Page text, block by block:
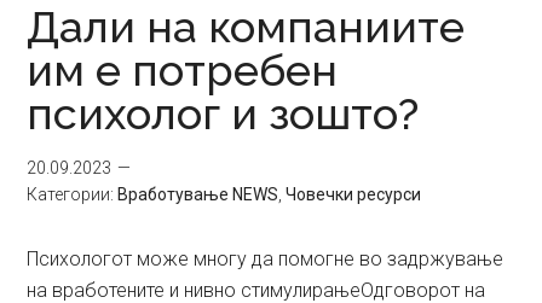
своите
најскапи
ресурси
Дали на компаниите
им е потребен
психолог и зошто?
20.09.2023
Категории: Вработување NEWS ,Човечки ресурси
Психологот може многу да помогне во задржување
на вработените и нивно стимулирањеОдговорот на